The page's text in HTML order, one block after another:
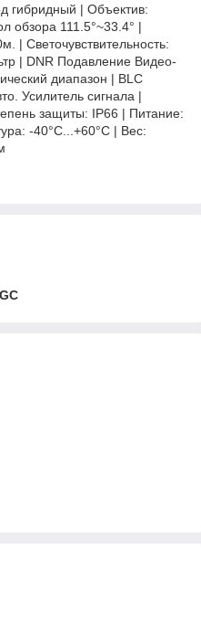
гибридный | Объектив:
обзора 111.5°~33.4° |
| Светочувствительность:
| DNR Подавление Видео-
диапазон | BLC
Усилитель сигнала |
защиты: IP66 | Питание:
-40°C...+60°C | Вес: